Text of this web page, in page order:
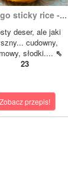
sticky rice -...
deser, ale jaki
cudowny,
słodki.... ⇖
23
Zobacz przepis!